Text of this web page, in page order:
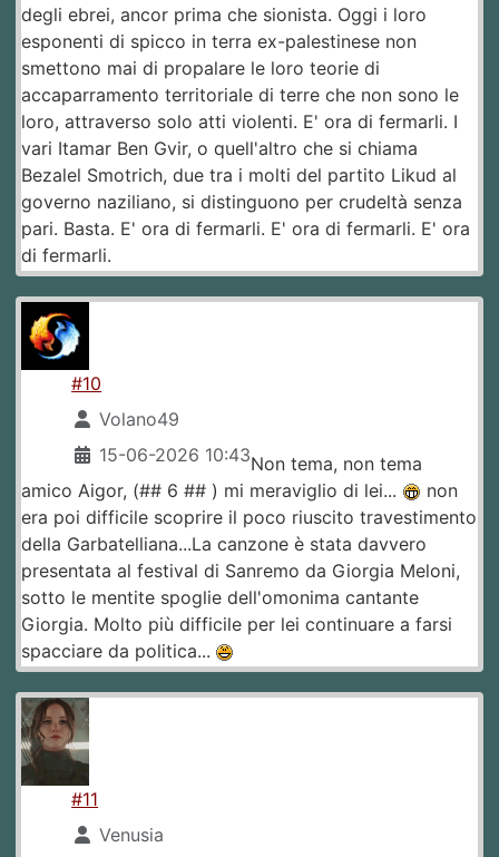
degli ebrei, ancor prima che sionista. Oggi i loro
esponenti di spicco in terra ex-palestinese non
smettono mai di propalare le loro teorie di
accaparramento territoriale di terre che non sono le
loro, attraverso solo atti violenti. E' ora di fermarli. I
vari Itamar Ben Gvir, o quell'altro che si chiama
Bezalel Smotrich, due tra i molti del partito Likud al
governo naziliano, si distinguono per crudeltà senza
pari. Basta. E' ora di fermarli. E' ora di fermarli. E' ora
di fermarli.
#10
Volano49
15-06-2026 10:43Non tema, non tema
amico Aigor, (## 6 ## ) mi meraviglio di lei...
non
era poi difficile scoprire il poco riuscito travestimento
della Garbatelliana...La canzone è stata davvero
presentata al festival di Sanremo da Giorgia Meloni,
sotto le mentite spoglie dell'omonima cantante
Giorgia. Molto più difficile per lei continuare a farsi
spacciare da politica...
#11
Venusia